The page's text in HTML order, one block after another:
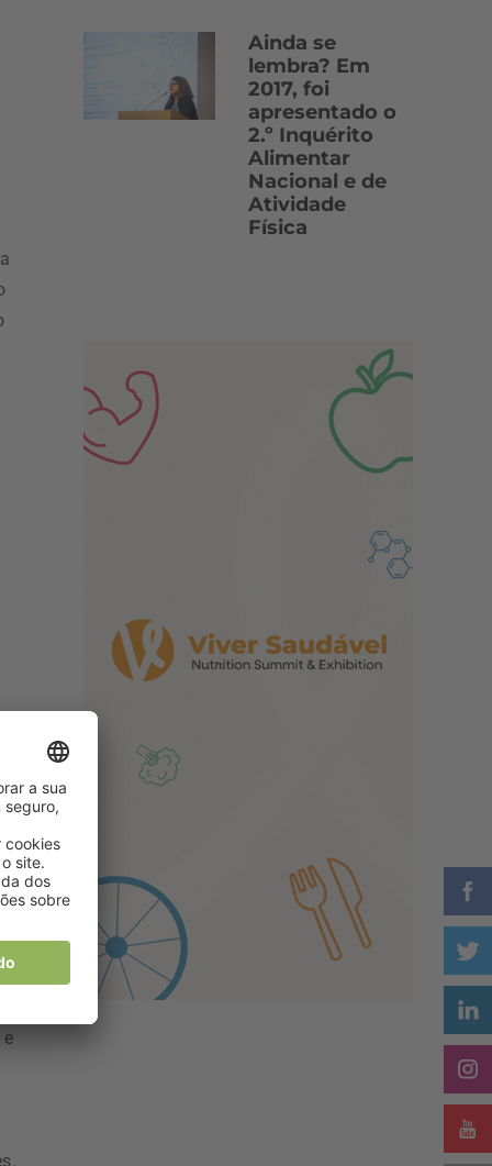
Ainda se
lembra? Em
2017, foi
apresentado o
2.º Inquérito
Alimentar
Nacional e de
Atividade
Física